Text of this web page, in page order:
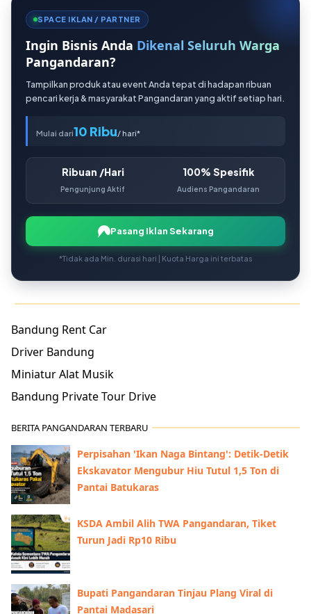
SPACE IKLAN / PARTNER
Ingin Bisnis Anda Dikenal Seluruh Warga
Pangandaran?
Tampilkan produk atau event Anda tepat di hadapan ribuan
pencari kerja & masyarakat Pangandaran yang aktif setiap hari.
Mulai dari10 Ribu/ hari*
Ribuan /Hari
Pengunjung Aktif
100% Spesifik
Audiens Pangandaran
Pasang Iklan Sekarang
*Tidak ada Min. durasi hari | Kuota Harga ini terbatas
Bandung Rent Car
Driver Bandung
Miniatur Alat Musik
Bandung Private Tour Drive
BERITA PANGANDARAN TERBARU
Perpisahan 'Ikan Naga Bintang': Detik-Detik
Ekskavator Mengubur Hiu Tutul 1,5 Ton di
Pantai Batukaras
KSDA Ambil Alih TWA Pangandaran, Tiket
Turun Jadi Rp10 Ribu
Bupati Pangandaran Tinjau Plang Viral di
Pantai Madasari